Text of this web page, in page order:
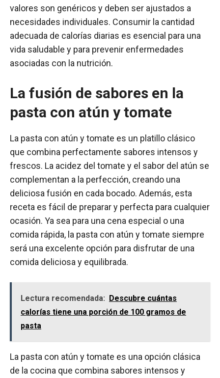
valores son genéricos y deben ser ajustados a
necesidades individuales. Consumir la cantidad
adecuada de calorías diarias es esencial para una
vida saludable y para prevenir enfermedades
asociadas con la nutrición.
La fusión de sabores en la
pasta con atún y tomate
La pasta con atún y tomate es un platillo clásico
que combina perfectamente sabores intensos y
frescos. La acidez del tomate y el sabor del atún se
complementan a la perfección, creando una
deliciosa fusión en cada bocado. Además, esta
receta es fácil de preparar y perfecta para cualquier
ocasión. Ya sea para una cena especial o una
comida rápida, la pasta con atún y tomate siempre
será una excelente opción para disfrutar de una
comida deliciosa y equilibrada.
Lectura recomendada: Descubre cuántas
calorías tiene una porción de 100 gramos de
pasta
La pasta con atún y tomate es una opción clásica
de la cocina que combina sabores intensos y